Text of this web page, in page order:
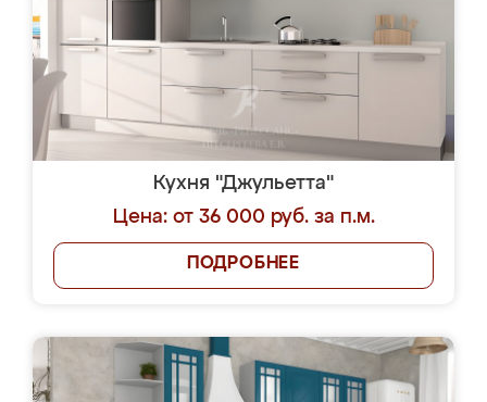
Кухня "Джульетта"
Цена: от 36 000 руб. за п.м.
ПОДРОБНЕЕ